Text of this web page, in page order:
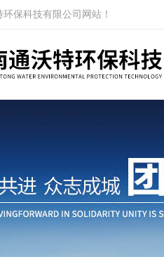
保科技有限公司网站！